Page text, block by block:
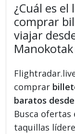
¿Cuál es
comprar
viajar
Manokotak
comprar
baratos
Busca ofertas
taquillas